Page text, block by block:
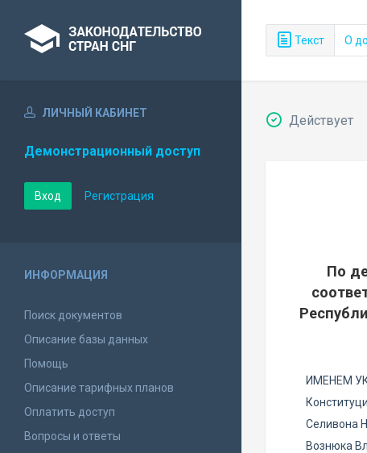
Текст О
ЛИЧНЫЙ КАБИНЕТ
Демонстрационный доступ
Вход Регистрация
ИНФОРМАЦИЯ
Поиск документов
Описание базы данных
Помощь
Описание тарифных планов
Оплатить доступ
Вопросы и ответы
Действует
По
ИМЕНЕМ
Селивона
Вознюка